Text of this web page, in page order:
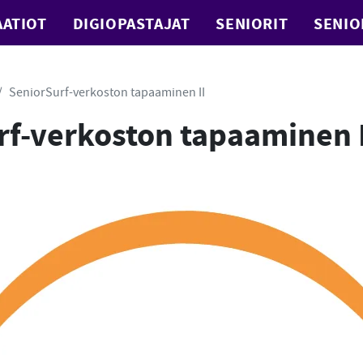
DIGIOPASTAJAT SENIORIT
SeniorSurf-verkoston tapaaminen II
verkoston tapaaminen